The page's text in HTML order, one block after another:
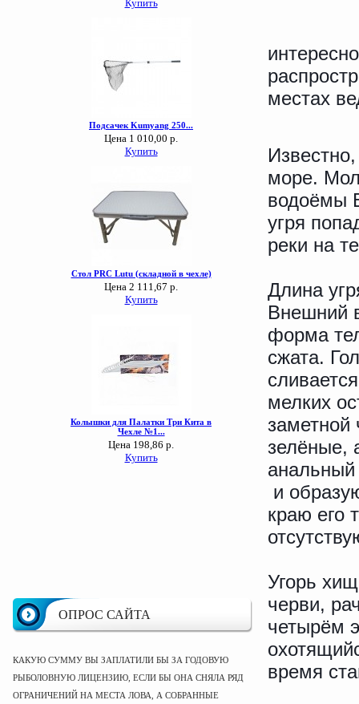
ОПРОС САЙТА
КАКУЮ СУММУ ВЫ ЗАПЛАТИЛИ БЫ ЗА ГОДОВУЮ
РЫБОЛОВНУЮ ЛИЦЕНЗИЮ, ЕСЛИ БЫ ОНА СНЯЛА РЯД
ОГРАНИЧЕНИЙ НА МЕСТА ЛОВА, А СОБРАННЫЕ
местах
море.
водоёмы
угря
реки на
Длина
Внешний
форма
сжата.
мелких
заметной
зелёные,
анальный
и
краю его
Угорь
черви,
четырём
время